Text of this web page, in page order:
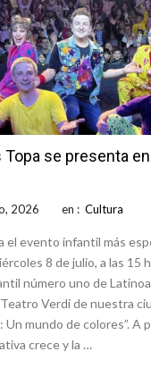
se presenta
2026 en : Cultura
el evento infantil más
8 de julio, a las 15
número uno de
Verdi de nuestra
mundo de colores”. A
crece y la …